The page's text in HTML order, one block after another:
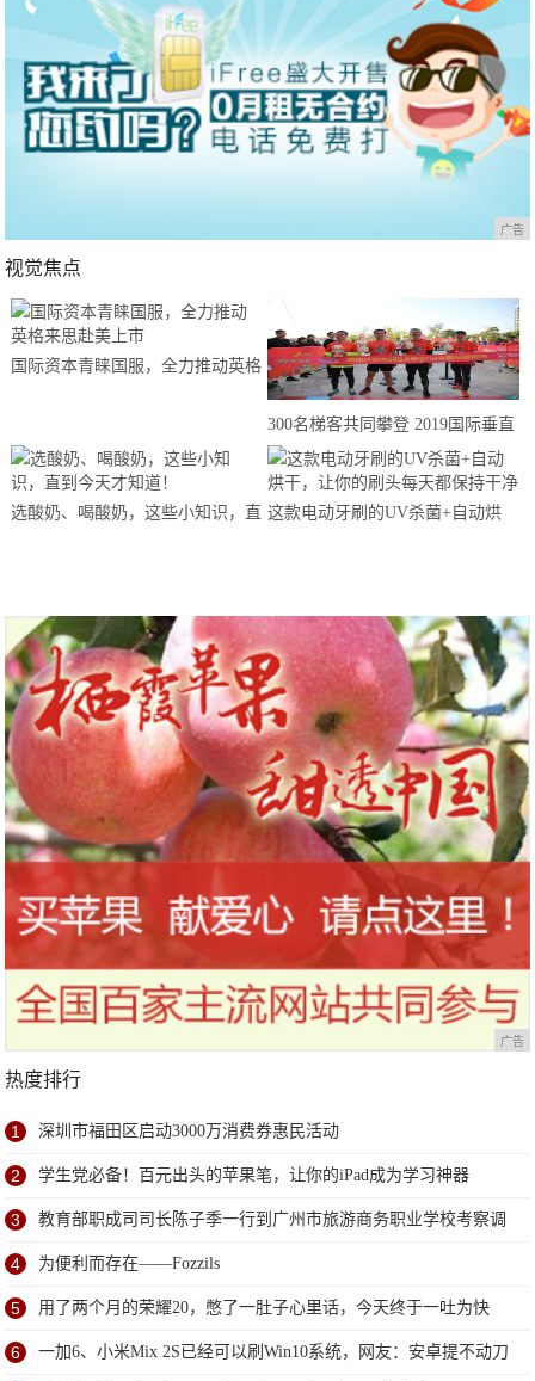
广告
视觉焦点
国际资本青睐国服，全力推动英格
300名梯客共同攀登 2019国际垂直
马拉松超级精英赛顺德海骏达中心
站欢乐开跑
选酸奶、喝酸奶，这些小知识，直 这款电动牙刷的UV杀菌+自动烘
广告
热度排行
1 深圳市福田区启动3000万消费券惠民活动
2 学生党必备！百元出头的苹果笔，让你的iPad成为学习神器
3 教育部职成司司长陈子季一行到广州市旅游商务职业学校考察调
研
4 为便利而存在——Fozzils
5 用了两个月的荣耀20，憋了一肚子心里话，今天终于一吐为快
6 一加6、小米Mix 2S已经可以刷Win10系统，网友：安卓提不动刀